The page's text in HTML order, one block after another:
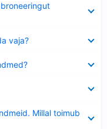
vaja?
Millal toimub